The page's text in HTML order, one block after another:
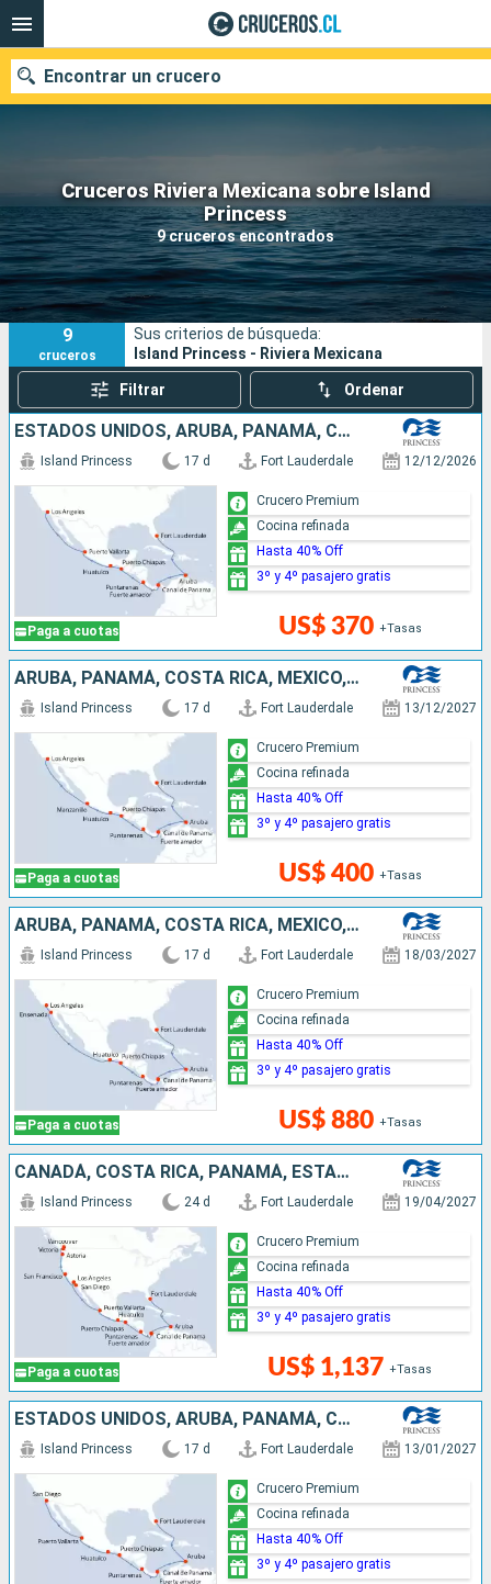
Cruceros Riviera Mexicana sobre Island
Princess
9 cruceros encontrados
Encontrar un crucero
Nuestros destinos
Fecha de salida
Puertos Compañías
Buscar
9
cruceros
Sus criterios de búsqueda:
Island Princess - Riviera Mexicana
Filtrar Ordenar
ESTADOS UNIDOS, ARUBA, PANAMÁ, COSTA RICA, MÉXICO
Paga a cuotas
Island Princess 17 d Fort Lauderdale 12/12/2026
US$ 370 +Tasas
Crucero Premium
Cocina refinada
Hasta 40% Off
3º y 4º pasajero gratis
ARUBA, PANAMÁ, COSTA RICA, MÉXICO, ESTADOS UNIDOS
Paga a cuotas
Island Princess 17 d Fort Lauderdale 13/12/2027
US$ 400 +Tasas
Crucero Premium
Cocina refinada
Hasta 40% Off
3º y 4º pasajero gratis
ARUBA, PANAMÁ, COSTA RICA, MÉXICO, ESTADOS UNIDOS
Paga a cuotas
Island Princess 17 d Fort Lauderdale 18/03/2027
US$ 880 +Tasas
Crucero Premium
Cocina refinada
Hasta 40% Off
3º y 4º pasajero gratis
CANADÁ, COSTA RICA, PANAMÁ, ESTADOS UNIDOS, MÉXICO, ARUBA
Paga a cuotas
Island Princess 24 d Fort Lauderdale 19/04/2027
US$ 1,137 +Tasas
Crucero Premium
Cocina refinada
Hasta 40% Off
3º y 4º pasajero gratis
ESTADOS UNIDOS, ARUBA, PANAMÁ, COSTA RICA, MÉXICO
Island Princess 17 d Fort Lauderdale 13/01/2027
Crucero Premium
Cocina refinada
Hasta 40% Off
3º y 4º pasajero gratis